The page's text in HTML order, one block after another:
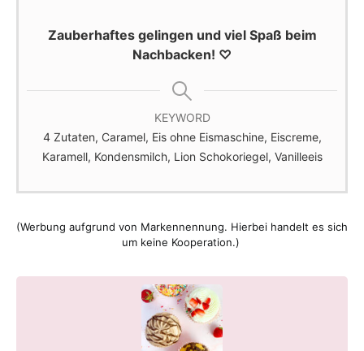
Zauberhaftes gelingen und viel Spaß beim
Nachbacken! ♡
KEYWORD
4 Zutaten, Caramel, Eis ohne Eismaschine, Eiscreme,
Karamell, Kondensmilch, Lion Schokoriegel, Vanilleeis
(Werbung aufgrund von Markennennung. Hierbei handelt es sich
um keine Kooperation.)